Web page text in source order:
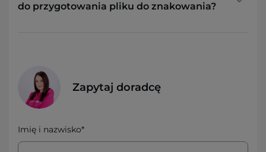
do przygotowania pliku do znakowania?
Zapytaj doradcę
Imię i nazwisko*